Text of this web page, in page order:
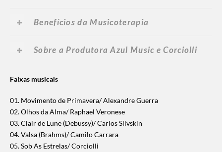
Benefícios da Musicoterapia
Sobre a Produtora Azul Music e Corciolli
Faixas musicais
01. Movimento de Primavera/ Alexandre Guerra
02. Olhos da Alma/ Raphael Veronese
03. Clair de Lune (Debussy)/ Carlos Slivskin
04. Valsa (Brahms)/ Camilo Carrara
05. Sob As Estrelas/ Corciolli